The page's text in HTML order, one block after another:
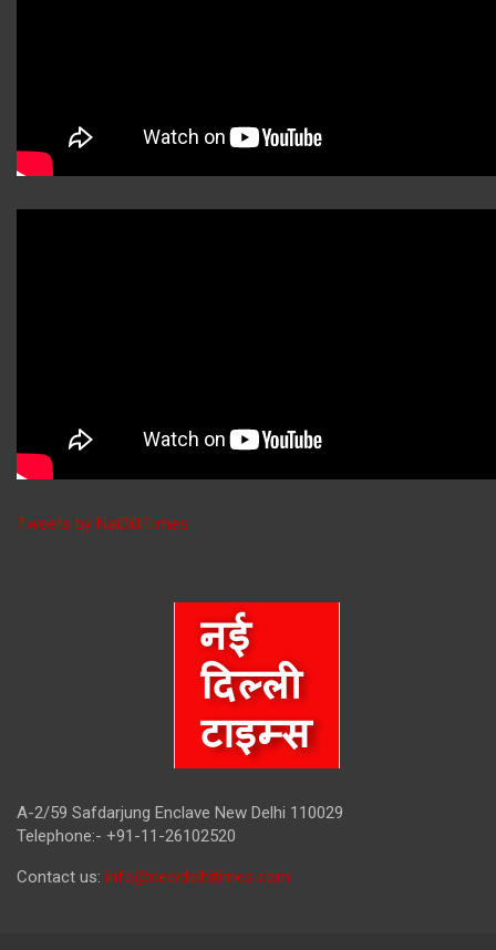
Tweets by NaiDilliTimes
A-2/59 Safdarjung Enclave New Delhi 110029
Telephone:- +91-11-26102520
Contact us: info@newdelhitimes.com